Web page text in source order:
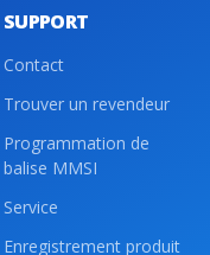
SUPPORT
Contact
Trouver un revendeur
Programmation de
balise MMSI
Service
Enregistrement produit